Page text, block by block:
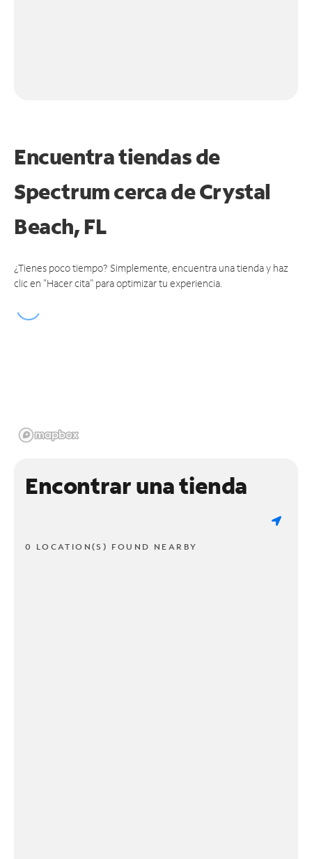
Encuentra tiendas de
Spectrum cerca deCrystal
Beach, FL
¿Tienes poco tiempo? Simplemente, encuentra una tienda y haz
clic en "Hacer cita" para optimizar tu experiencia.
Encontrar una tienda
0 LOCATION(S) FOUND NEARBY